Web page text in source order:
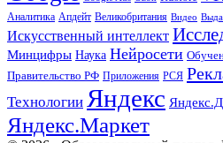
Аналитика Апдейт Великобритания Видео
Искусственный интеллект
Минцифры Наука Нейросети
Правительство РФ Приложения РСЯ
Технологии Яндекс
Яндекс.Маркет